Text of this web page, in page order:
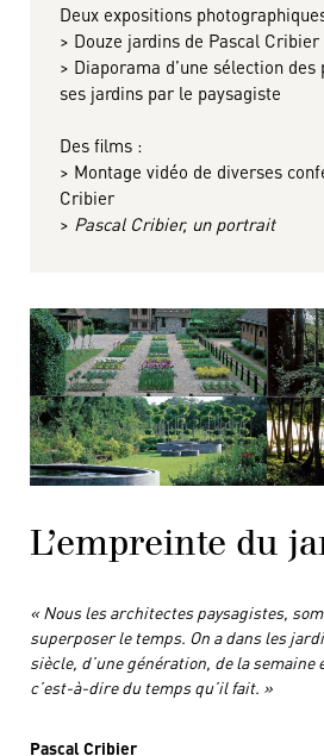
Deux expositions
> Douze jardins de Pascal
> Diaporama d’une sélection
ses jardins par le paysagiste
Des films :
> Montage vidéo de diverses
Cribier
> Pascal Cribier, un portrait
L’empreinte du
« Nous les architectes paysagistes,
superposer le temps. On a dans les
siècle, d’une génération, de la semaine
c’est-à-dire du temps qu’il fait. »
Pascal Cribier